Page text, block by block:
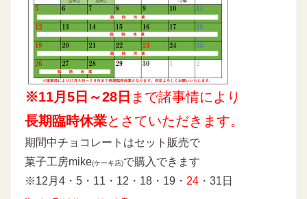
※11月5日～28日 まで諸事情により
長期臨時休業とさていただきます。
期間中チョコレートはセット販売で
菓子工房mike(ケーキ店)で購入できます
※12月4・5・11・12・18・19・ 24 ・31日